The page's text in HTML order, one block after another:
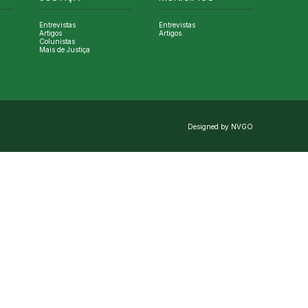
Entrevistas
Artigos
Colunistas
Mais de Justiça
Entrevistas
Artigos
Designed by NVGO